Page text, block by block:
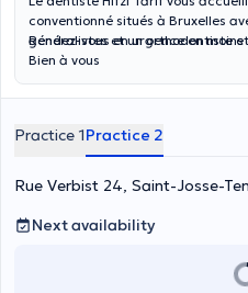
conventionné situés à Bruxelles
généralistes et un orthodontiste
Rendez-vous en urgence en
Bien à vous
Practice 1Practice 2
Rue Verbist 24, Saint-Josse-
Next availability